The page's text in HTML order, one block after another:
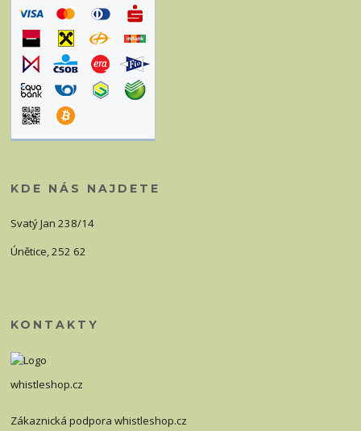
KDE NÁS NAJDETE
Svatý Jan 238/14
Únětice, 252 62
KONTAKTY
whistleshop.cz
Zákaznická podpora whistleshop.cz